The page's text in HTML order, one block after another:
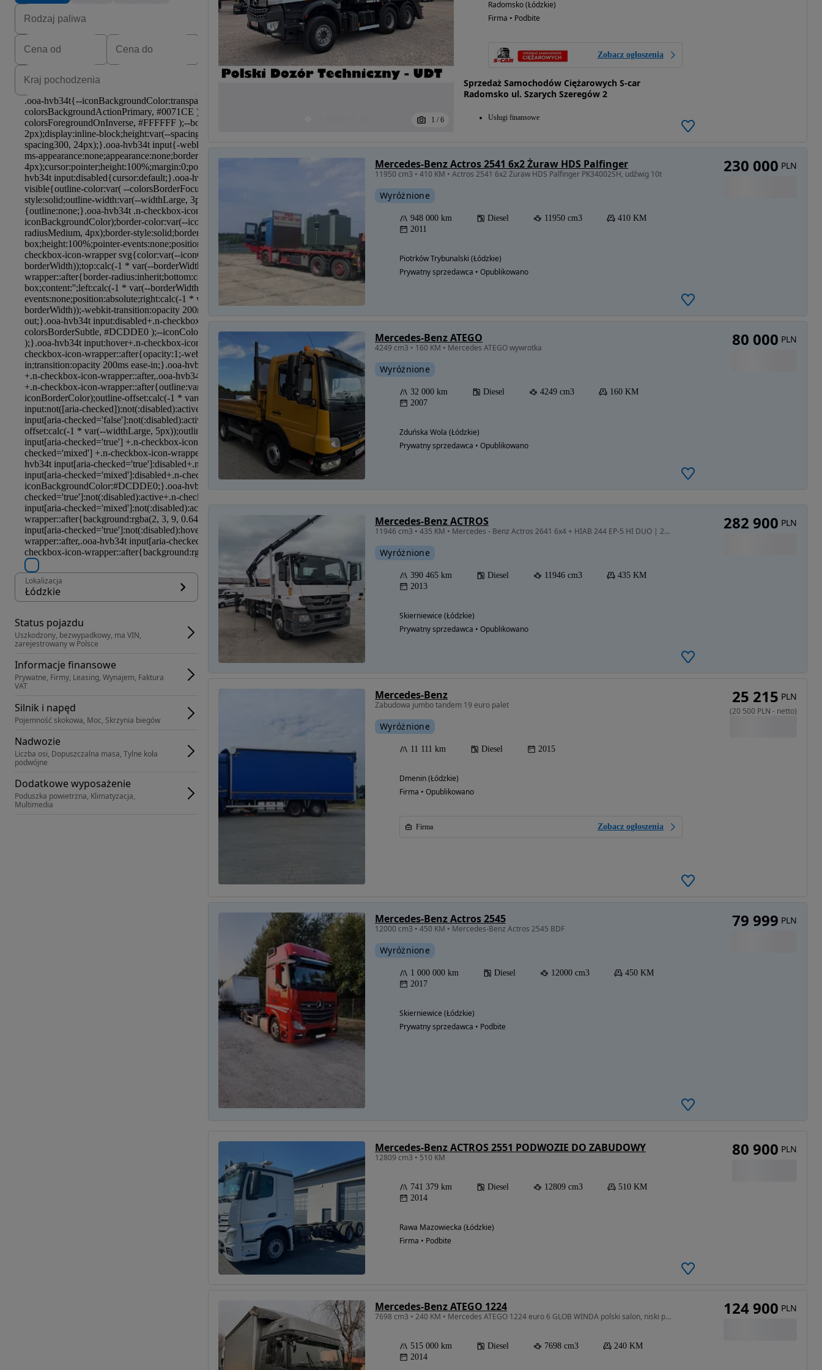
Lokalizacja
Łódzkie
Status pojazdu
Uszkodzony, bezwypadkowy, ma VIN,
zarejestrowany w Polsce
Informacje finansowe
Prywatne, Firmy, Leasing, Wynajem, Faktura
VAT
Silnik i napęd
Pojemność skokowa, Moc, Skrzynia biegów
Nadwozie
Liczba osi, Dopuszczalna masa, Tylne koła
podwójne
Dodatkowe wyposażenie
Poduszka powietrzna, Klimatyzacja,
Multimedia
1 / 6
Radomsko (Łódzkie)
Firma • Podbite
Zobacz ogłoszenia
Sprzedaż Samochodów Ciężarowych S-car
Radomsko ul. Szarych Szeregów 2
Usługi finansowe
Mercedes-Benz Actros 2541 6x2 Żuraw HDS Palfinger
11950 cm3 • 410 KM • Actros 2541 6x2 Żuraw HDS Palfinger PK34002SH, udźwig 10t
Wyróżnione
948 000 km Diesel 11950 cm3
410 KM
2011
Piotrków Trybunalski (Łódzkie)
Prywatny sprzedawca • Opublikowano
230 000 PLN
Mercedes-Benz ATEGO
4249 cm3 • 160 KM • Mercedes ATEGO wywrotka
Wyróżnione
32 000 km Diesel 4249 cm3
160 KM
2007
Zduńska Wola (Łódzkie)
Prywatny sprzedawca • Opublikowano
80 000 PLN
Mercedes-Benz ACTROS
11946 cm3 • 435 KM • Mercedes - Benz Actros 2641 6x4 + HIAB 244 EP-5 HI DUO | 2013 | 435KM
Wyróżnione
390 465 km Diesel 11946 cm3
435 KM
2013
Skierniewice (Łódzkie)
Prywatny sprzedawca • Opublikowano
282 900 PLN
Mercedes-Benz
Zabudowa jumbo tandem 19 euro palet
Wyróżnione
11 111 km Diesel 2015
Dmenin (Łódzkie)
Firma • Opublikowano
Firma Zobacz ogłoszenia
25 215 PLN
(20 500 PLN - netto)
Mercedes-Benz Actros 2545
12000 cm3 • 450 KM • Mercedes-Benz Actros 2545 BDF
Wyróżnione
1 000 000 km Diesel 12000 cm3
450 KM
2017
Skierniewice (Łódzkie)
Prywatny sprzedawca • Podbite
79 999 PLN
Mercedes-Benz ACTROS 2551 PODWOZIE DO ZABUDOWY
12809 cm3 • 510 KM
741 379 km Diesel 12809 cm3
510 KM
2014
Rawa Mazowiecka (Łódzkie)
Firma • Podbite
80 900 PLN
Mercedes-Benz ATEGO 1224
7698 cm3 • 240 KM • Mercedes ATEGO 1224 euro 6 GLOB WINDA polski salon, niski przebieg
515 000 km Diesel 7698 cm3
240 KM
2014
124 900 PLN